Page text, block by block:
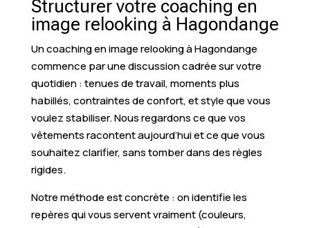
Structurer votre coaching en
image relooking à Hagondange
Un coaching en image relooking à Hagondange
commence par une discussion cadrée sur votre
quotidien : tenues de travail, moments plus
habillés, contraintes de confort, et style que vous
voulez stabiliser. Nous regardons ce que vos
vêtements racontent aujourd’hui et ce que vous
souhaitez clarifier, sans tomber dans des règles
rigides.
Notre méthode est concrète : on identifie les
repères qui vous servent vraiment (couleurs,